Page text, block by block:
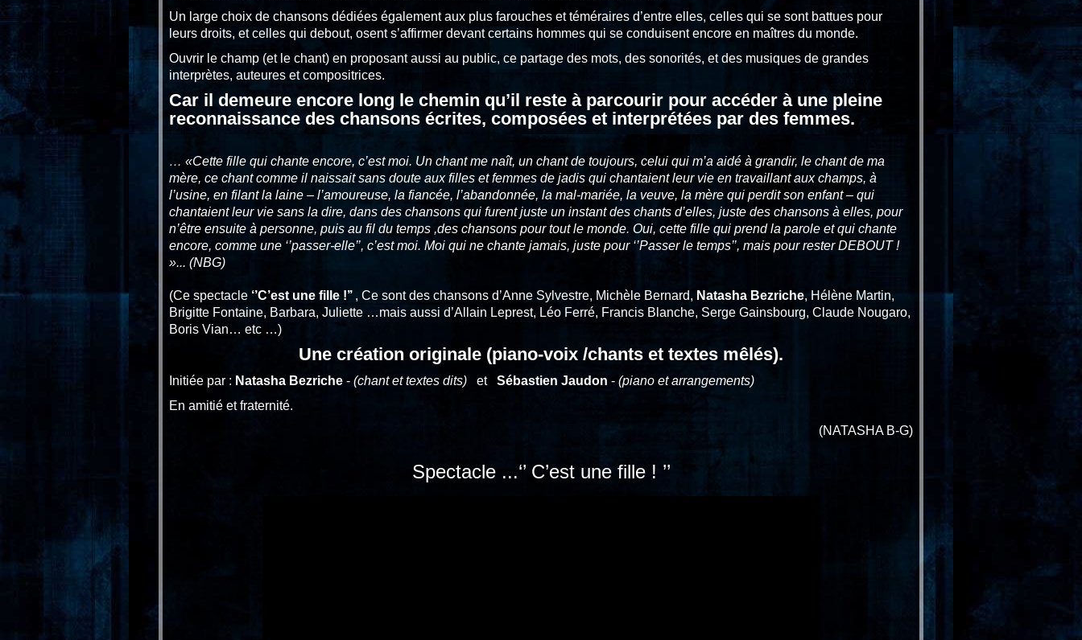
Un large choix de chansons dédiées également aux plus farouches et téméraires d’entre elles, celles qui se sont battues pour
leurs droits, et celles qui debout, osent s’affirmer devant certains hommes qui se conduisent encore en maîtres du monde.
Ouvrir le champ (et le chant) en proposant aussi au public, ce partage des mots, des sonorités, et des musiques de grandes
interprètes, auteures et compositrices.
Car il demeure encore long le chemin qu’il reste à parcourir pour accéder à une pleine
reconnaissance des chansons écrites, composées et interprétées par des femmes.
… «Cette fille qui chante encore, c’est moi. Un chant me naît, un chant de toujours, celui qui m’a aidé à grandir, le chant de ma
mère, ce chant comme il naissait sans doute aux filles et femmes de jadis qui chantaient leur vie en travaillant aux champs, à
l’usine, en filant la laine – l’amoureuse, la fiancée, l’abandonnée, la mal-mariée, la veuve, la mère qui perdit son enfant – qui
chantaient leur vie sans la dire, dans des chansons qui furent juste un instant des chants d’elles, juste des chansons à elles, pour
n’être ensuite à personne, puis au fil du temps ,des chansons pour tout le monde. Oui, cette fille qui prend la parole et qui chante
encore, comme une ‘’passer-elle’’, c’est moi. Moi qui ne chante jamais, juste pour ‘’Passer le temps’’, mais pour rester DEBOUT !
»... (NBG)
(Ce spectacle ‘’C’est une fille !’’ , Ce sont des chansons d’Anne Sylvestre, Michèle Bernard, Natasha Bezriche, Hélène Martin,
Brigitte Fontaine, Barbara, Juliette …mais aussi d’Allain Leprest, Léo Ferré, Francis Blanche, Serge Gainsbourg, Claude Nougaro,
Boris Vian… etc …)
Une création originale (piano-voix /chants et textes mêlés).
Initiée par : Natasha Bezriche - (chant et textes dits) et Sébastien Jaudon - (piano et arrangements)
En amitié et fraternité.
(NATASHA B-G)
Spectacle ...‘’ C’est une fille ! ’’